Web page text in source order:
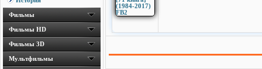
Фильмы
Фильмы HD
Фильмы 3D
Мультфильмы